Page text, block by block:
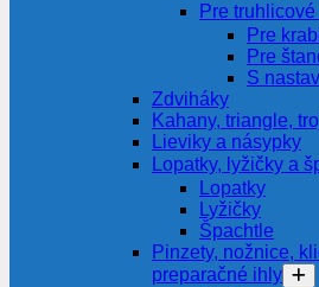
Pre
Pre
Pre
S
Zdviháky
Kahany, triangle,
Lieviky a násypky
Lopatky, lyžičky a
Lopatky
Lyžičky
Špachtle
Pinzety, nožnice,
preparačné ihly